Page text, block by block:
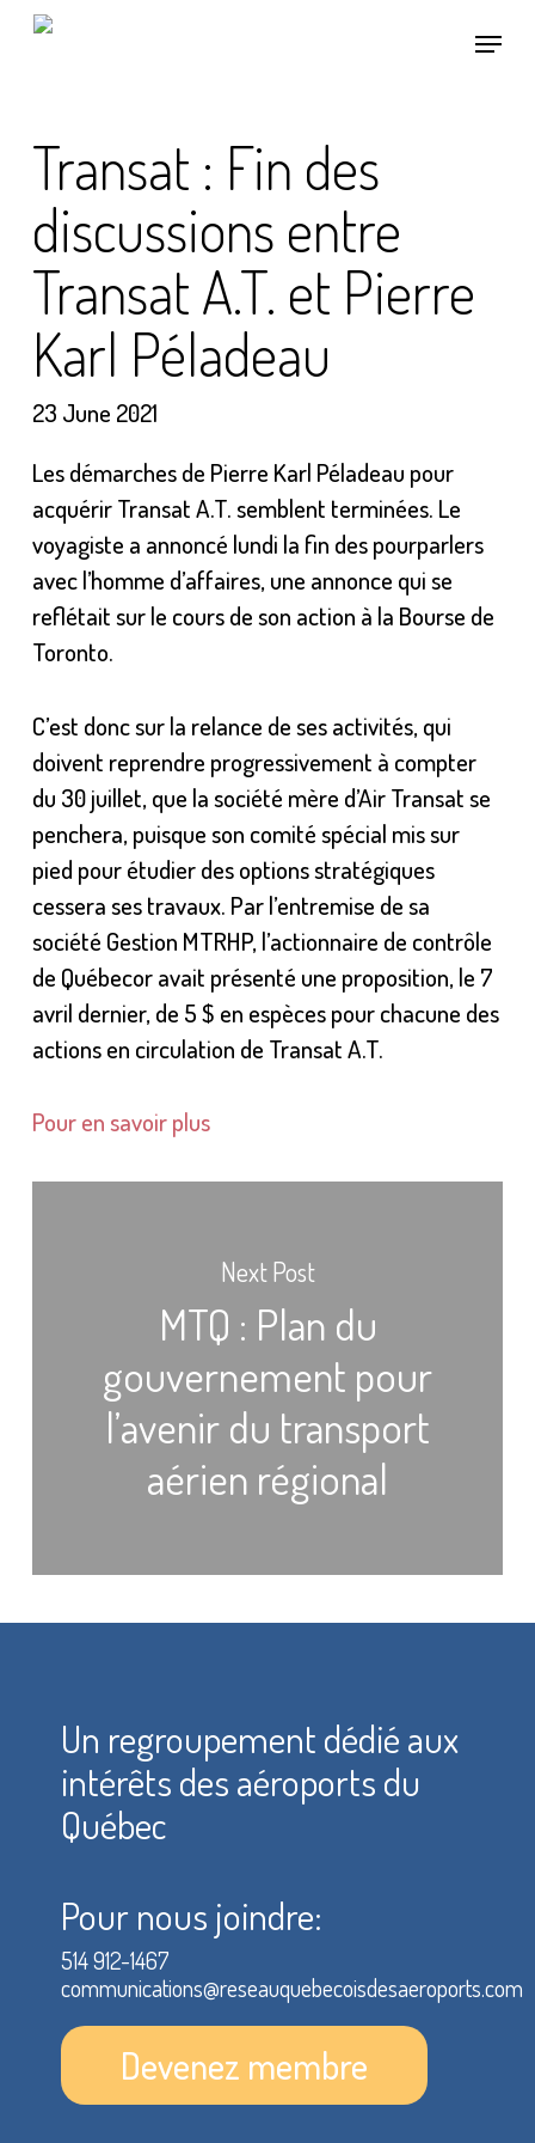
Skip
Menu
Transat : Fin des
discussions entre
Transat A.T. et Pierre
Karl Péladeau
23 June 2021
Les démarches de Pierre Karl Péladeau pour
acquérir Transat A.T. semblent terminées. Le
voyagiste a annoncé lundi la fin des pourparlers
avec l’homme d’affaires, une annonce qui se
reflétait sur le cours de son action à la Bourse de
Toronto.
C’est donc sur la relance de ses activités, qui
doivent reprendre progressivement à compter
du 30 juillet, que la société mère d’Air Transat se
penchera, puisque son comité spécial mis sur
pied pour étudier des options stratégiques
cessera ses travaux. Par l’entremise de sa
société Gestion MTRHP, l’actionnaire de contrôle
de Québecor avait présenté une proposition, le 7
avril dernier, de 5 $ en espèces pour chacune des
actions en circulation de Transat A.T.
Pour en savoir plus
Next Post
MTQ : Plan du
gouvernement pour
l’avenir du transport
aérien régional
Un regroupement dédié aux
intérêts des aéroports du
Québec
Pour nous joindre:
514 912-1467
communications@reseauquebecoisdesaeroports.com
Devenez membre